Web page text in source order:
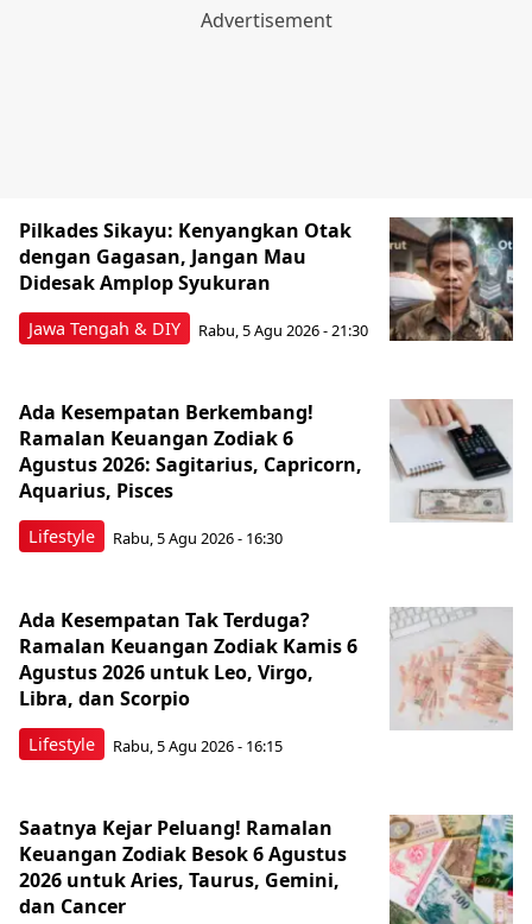
Jawa Tengah & DIY
Pilkades Sikayu: Kenyangkan Otak
dengan Gagasan, Jangan Mau
Didesak Amplop Syukuran
Rabu, 5 Agu 2026 - 21:30
Lifestyle
Ada Kesempatan Berkembang!
Ramalan Keuangan Zodiak 6
Agustus 2026: Sagitarius, Capricorn,
Aquarius, Pisces
Rabu, 5 Agu 2026 - 16:30
Lifestyle
Ada Kesempatan Tak Terduga?
Ramalan Keuangan Zodiak Kamis 6
Agustus 2026 untuk Leo, Virgo,
Libra, dan Scorpio
Rabu, 5 Agu 2026 - 16:15
Saatnya Kejar Peluang! Ramalan
Keuangan Zodiak Besok 6 Agustus
2026 untuk Aries, Taurus, Gemini,
dan Cancer